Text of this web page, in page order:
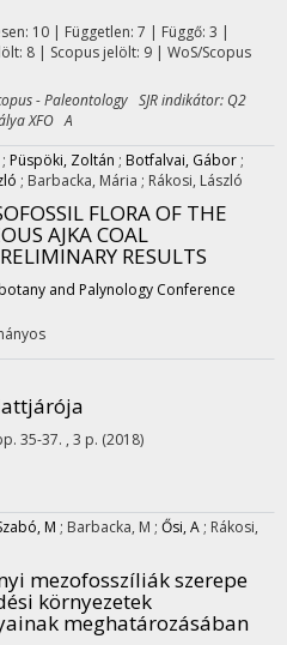
10| Független: 7 | Függő: 3 |
8 | Scopus jelölt: 9 | WoS/Scopus
- Paleontology SJR indikátor: Q2
XFO A
; Püspöki, Zoltán ; Botfalvai, Gábor ;
; Barbacka, Mária ; Rákosi, László
FLORA OF THE
AJKA COAL
RESULTS
and Palynology Conference
35-37. , 3 p. (2018)
M ; Barbacka, M ; Ősi, A ; Rákosi,
mezofosszíliák szerepe
környezetek
meghatározásában